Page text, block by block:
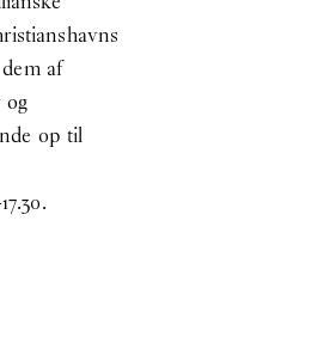
af
og
op til